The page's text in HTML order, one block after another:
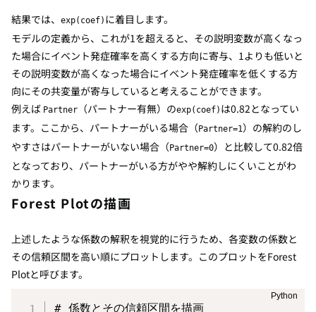
結果では、 exp(coef) に着目します。
モデルの定義から、これが1を超えると、その説明変数が高くなっ
た場合にイベント発症確率を高くする方向に寄与、1よりも低いと
その説明変数が高くなった場合にイベント発症確率を低くする方
向にその共変量が寄与していると考えることができます。
例えば Partner （パートナー有無）のexp(coef) は0.82となってい
ます。ここから、パートナーがいる場合（Partner=1）の解約のし
やすさはパートナーがいない場合（Partner=0）と比較して0.82倍
となっており、パートナーがいる方がやや解約しにくいことがわ
かります。
Forest Plotの描画
上述したような係数の解釈を視覚的に行うため、各変数の係数と
その信頼区間を高い順にプロットします。このプロットをForest
Plotと呼びます。
# 係数とその信頼区間を描画